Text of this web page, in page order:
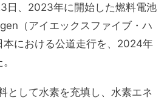
日、2023年に開始した燃料電池
（アイエックスファイブ・ハ
本における公道走行を、2024年
として水素を充填し、水素エネ